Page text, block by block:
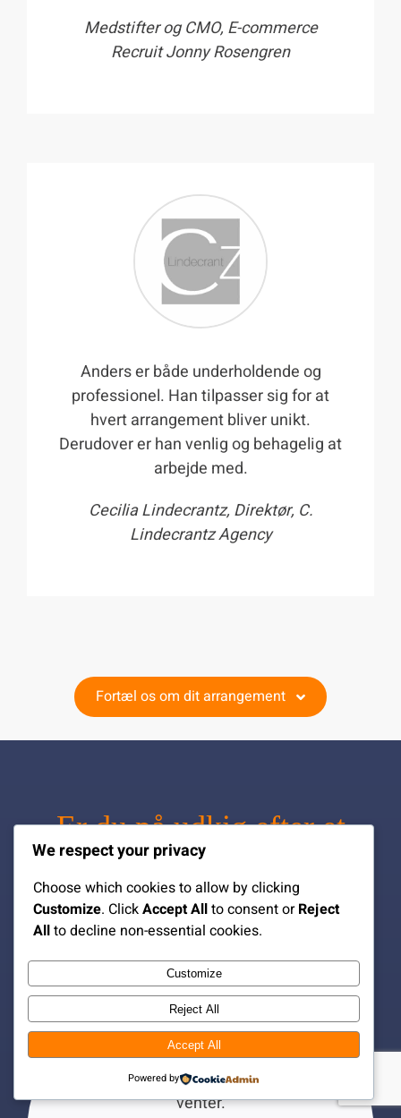
Medstifter og CMO, E-commerce
Recruit Jonny Rosengren
Anders er både underholdende og
professionel. Han tilpasser sig for at
hvert arrangement bliver unikt.
Derudover er han venlig og behagelig at
arbejde med.
Cecilia Lindecrantz, Direktør, C.
Lindecrantz Agency
Fortæl os om dit arrangement
Er du på udkig efter et
bestemt format?
Hvis din begivenhed passer ind i en klarere
kategori, kan du fortsætte her:
KICKOFF
Saml holdet, og slå tonen an for det, der
venter.
We respect your privacy
Choose which cookies to allow by clicking
Customize. ClickAccept Allto consent orReject
Allto decline non-essential cookies.
Customize
Reject All
Accept All
Powered by